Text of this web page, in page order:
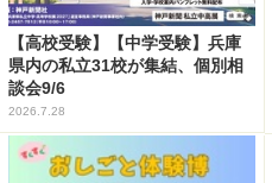
【高校受験】【中学受験】兵庫
県内の私立31校が集結、個別相
談会9/6
2026.7.28